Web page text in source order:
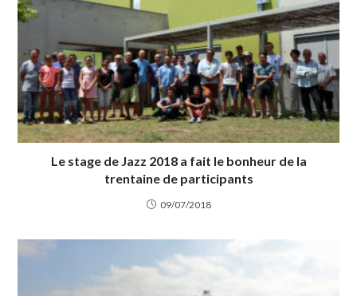
Le stage de Jazz 2018 a fait le bonheur de la
trentaine de participants
09/07/2018